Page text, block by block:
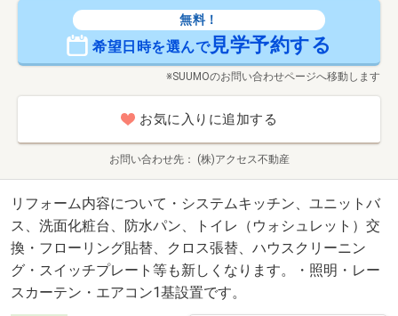
無料！
希望日時を選んで見学予約する
※SUUMOのお問い合わせページへ移動します
お気に入りに追加する
お問い合わせ先 (株)アクセス不動産
リフォーム内容について・システムキッチン、ユニットバ
ス、洗面化粧台、防水パン、トイレ（ウォシュレット）交
換・フローリング貼替、クロス張替、ハウスクリーニン
グ・スイッチプレート等も新しくなります。・照明・レー
スカーテン・エアコン1基設置です。